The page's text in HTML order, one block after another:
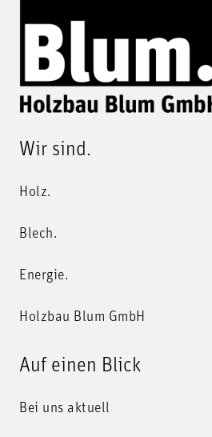
Wir sind.
Holz.
Blech.
Energie.
Holzbau Blum GmbH
Auf einen Blick
Bei uns aktuell